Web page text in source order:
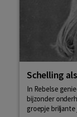
Schelling
In Rebelse
bijzonder
groepje